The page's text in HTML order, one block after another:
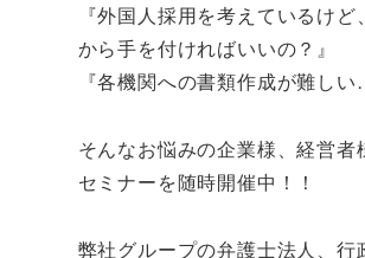
『外国人採用を考えているけど
から手を付ければいいの？』
『各機関への書類作成が難しい
そんなお悩みの企業様、経営者
セミナーを随時開催中！！
弊社グループの弁護士法人、行